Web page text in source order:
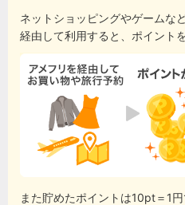
ネットショッピングやゲームな
経由して利用すると、ポイント
また貯めたポイントは10pt＝1